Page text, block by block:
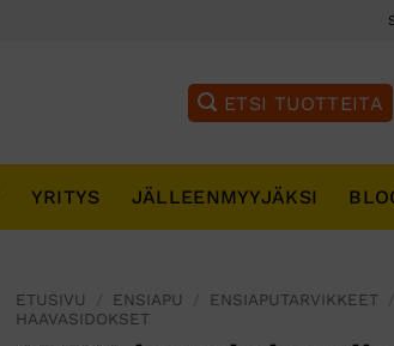
YRITYS JÄLLEENMYYJÄKSI
ETUSIVU ENSIAPU ENSIAPUTARVIKKEET
HAAVASIDOKSET